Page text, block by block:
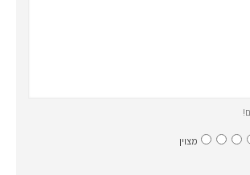
מצוין